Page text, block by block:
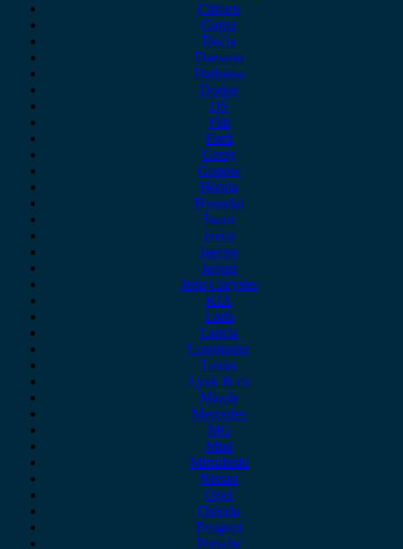
Citroen
Cupra
Dacia
Daewoo
Daihatsu
Dodge
DS
Fiat
Ford
Geely
Gonow
Honda
Hyundai
Isuzu
iveco
Jaecoo
Jaguar
Jeep Chrysler
KIA
Lada
Lancia
Leapmotor
Lexus
Lynk & co
Mazda
Mercedes
MG
Mini
Mitsubishi
Nissan
Opel
Omoda
Peugeot
Porsche